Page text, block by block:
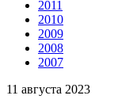
2011
2010
2009
2008
2007
11 августа 2023